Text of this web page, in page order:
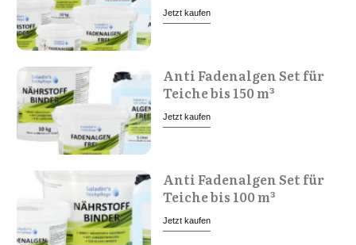
Jetzt kaufen
Anti Fadenalgen Set für
Teiche bis 150 m³
Jetzt kaufen
Anti Fadenalgen Set für
Teiche bis 100 m³
Jetzt kaufen